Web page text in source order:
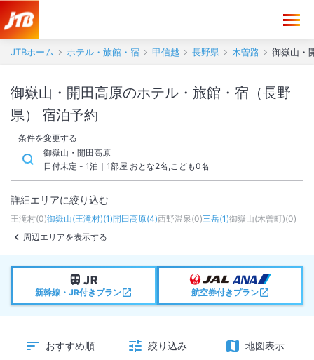
JTBホーム ホテル・旅館・宿 甲信越 長野県 木曽路 御嶽山・
御嶽山・開田高原のホテル・旅館・宿（長野
県） 宿泊予約
条件を変更する
御嶽山・開田高原
日付未定 - 1泊｜1部屋 おとな2名,こども0名
詳細エリアに絞り込む
王滝村(0)御嶽山(王滝村)(1)開田高原(4)西野温泉(0)三岳(1)御嶽山(木曽町)(0)
周辺エリアを表示する
新幹線・JR付きプラン 航空券付きプラン
おすすめ順 絞り込み 地図表示